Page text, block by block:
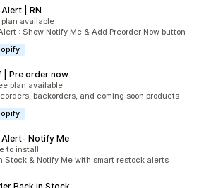
| RN
plan available
: Show Notify Me & Add Preorder Now button
| Pre order now
plan available
backorders, and coming soon products
Notify Me
to install
Stock & Notify Me with smart restock alerts